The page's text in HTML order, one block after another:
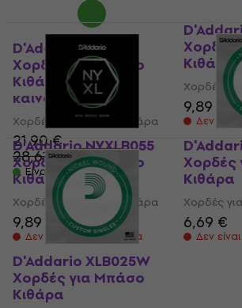
D'Addario EXL180
Χορδές για Μπάσο
Κιθάρα (Σαν
καινούργιο)
Χορδές για Μπάσο Κιθάρα
21,90 €
28,61 €
- 23 %
Είναι στο απόθεμα
Χορδές
Κιθάρα
Χορδές
9,89 €
Δεν
D'Addario NYXLB055
Χορδές για Μπάσο
Κιθάρα
Χορδές για Μπάσο Κιθάρα
9,89 €
Δεν είναι στο απόθεμα
Χορδές
Κιθάρα
Χορδές
6,69 €
Δεν
D'Addario XLB025W
Χορδές για Μπάσο
Κιθάρα